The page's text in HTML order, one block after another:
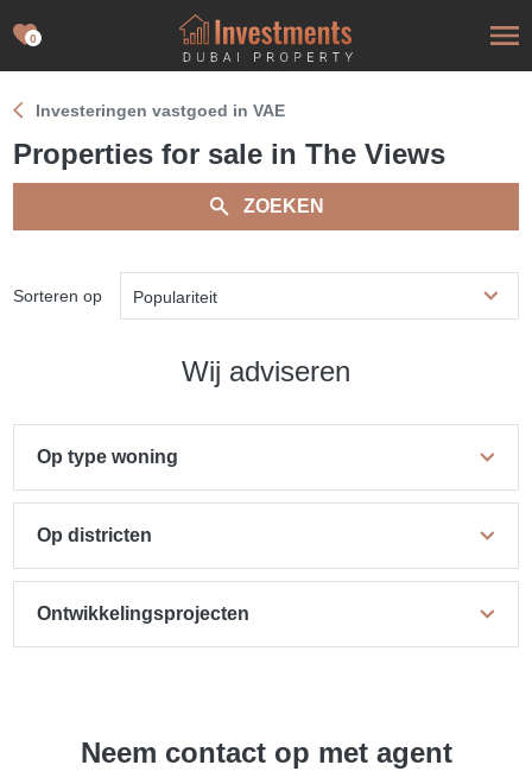
0
Investeringen vastgoed in VAE
Properties for sale in The Views
ZOEKEN
Sorteren op Populariteit
Wij adviseren
Op type woning
Op districten
Ontwikkelingsprojecten
Neem contact op met agent